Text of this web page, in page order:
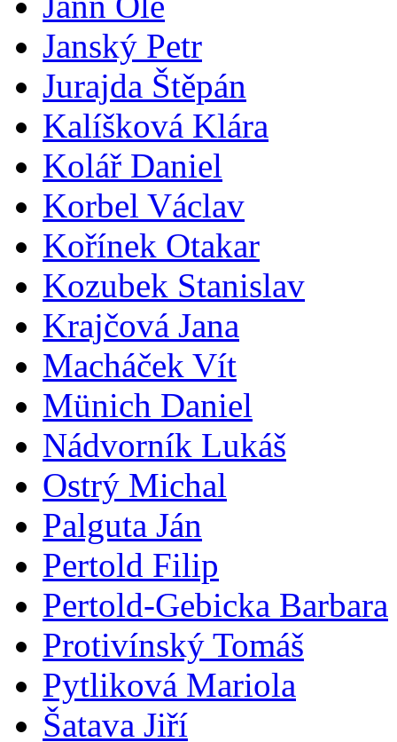
Janský Petr
Jurajda Štěpán
Kalíšková Klára
Kolář Daniel
Korbel Václav
Kořínek Otakar
Kozubek Stanislav
Krajčová Jana
Macháček Vít
Münich Daniel
Nádvorník Lukáš
Ostrý Michal
Palguta Ján
Pertold Filip
Pertold-Gebicka Barbara
Protivínský Tomáš
Pytliková Mariola
Šatava Jiří